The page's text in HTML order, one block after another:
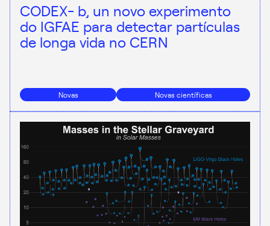
CODEX- b, un novo experimento
do IGFAE para detectar partículas
de longa vida no CERN
Novas Novas científicas